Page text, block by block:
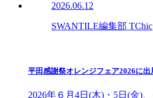
2026.06.12
SWANTILE編集部 TChic
平田感謝祭オレンジフェア2026に
2026年６月4日(木)・5日(金)